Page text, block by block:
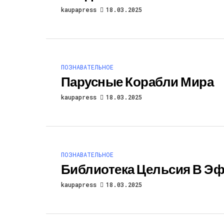
kaupapress 18.03.2025
ПОЗНАВАТЕЛЬНОЕ
Парусные Корабли Мира
kaupapress 18.03.2025
ПОЗНАВАТЕЛЬНОЕ
Библиотека Цельсия В
kaupapress 18.03.2025